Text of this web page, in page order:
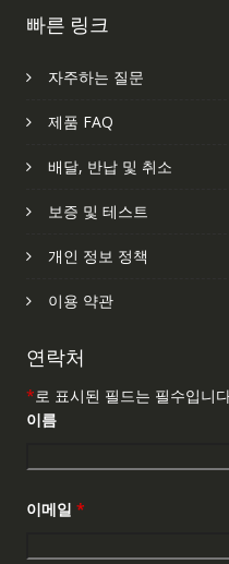
빠른 링크
자주하는 질문
제품 FAQ
배달, 반납 및 취소
보증 및 테스트
개인 정보 정책
이용 약관
연락처
*로 표시된 필드는 필수입니
이름
이메일 *